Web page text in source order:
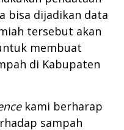
bisa dijadikan data
tersebut akan
membuat
di Kabupaten
kami berharap
sampah